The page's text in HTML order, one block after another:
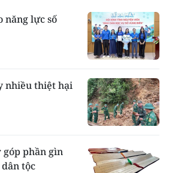
năng lực số
nhiều thiệt hại
phần gìn
tộc